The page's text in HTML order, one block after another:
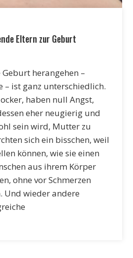
Eltern zur Geburt
herangehen –
– ist ganz unterschiedlich.
haben null Angst,
eher neugierig und
sein wird, Mutter zu
sich ein bisschen, weil
können, wie sie einen
aus ihrem Körper
ohne vor Schmerzen
Und wieder andere